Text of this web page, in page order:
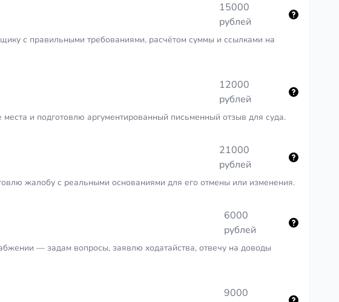
15000
рублей
с правильными требованиями, расчётом суммы и ссылками на
12000
рублей
и подготовлю аргументированный письменный отзыв для суда.
21000
рублей
жалобу с реальными основаниями для его отмены или изменения.
6000
рублей
— задам вопросы, заявлю ходатайства, отвечу на доводы
9000